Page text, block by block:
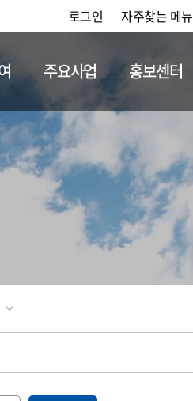
로그인 자주찾는 메뉴
용정보
주요사업 홍보센터